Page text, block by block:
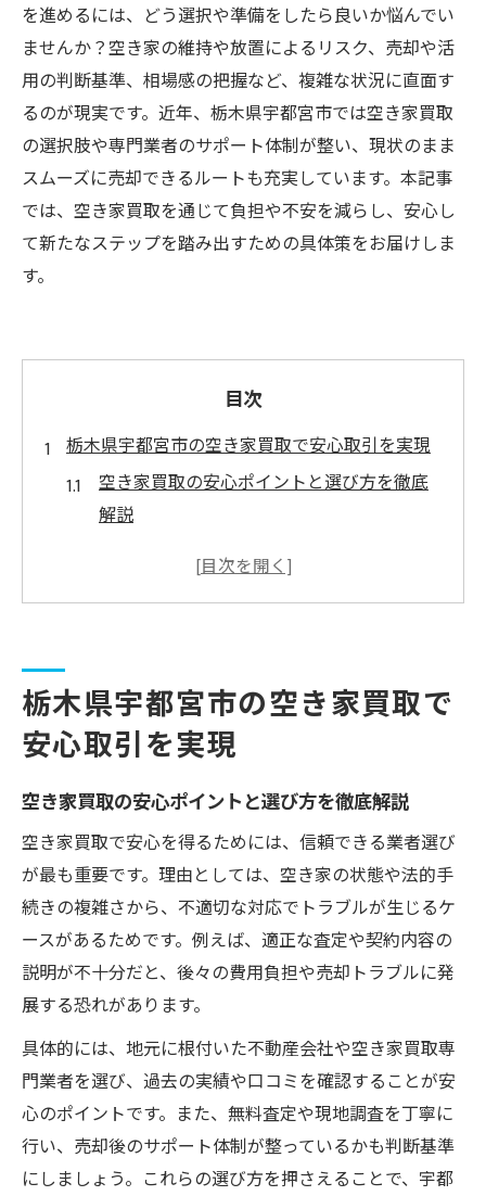
を進めるには、どう選択や準備をしたら良いか悩んでい
ませんか？空き家の維持や放置によるリスク、売却や活
用の判断基準、相場感の把握など、複雑な状況に直面す
るのが現実です。近年、栃木県宇都宮市では空き家買取
の選択肢や専門業者のサポート体制が整い、現状のまま
スムーズに売却できるルートも充実しています。本記事
では、空き家買取を通じて負担や不安を減らし、安心し
て新たなステップを踏み出すための具体策をお届けしま
す。
目次
栃木県宇都宮市の空き家買取で安心取引を実現
空き家買取の安心ポイントと選び方を徹底
解説
宇都宮市で空き家買取が安心な理由と実績
空き家買取で失敗しない安心な手続きの流
れ
地域密着の空き家買取で安心感を高める方
法
空き家買取専門サービスで悩みをすっきり解消
空き家買取専門の強みと安心できる理由を
紹介
空き家買取専門サービスの選び方と比較ポ
イント
空き家買取専門と一般不動産の違いとメリ
ット
空き家買取専門業者を選ぶ際の安心チェッ
ク項目
空き家買取専門でスムーズ取引を実現する
コツ
栃木県宇都宮市の空き家買取で
安心取引を実現
空き家買取の安心ポイントと選び方を徹底解説
空き家買取で安心を得るためには、信頼できる業者選び
が最も重要です。理由としては、空き家の状態や法的手
続きの複雑さから、不適切な対応でトラブルが生じるケ
ースがあるためです。例えば、適正な査定や契約内容の
説明が不十分だと、後々の費用負担や売却トラブルに発
展する恐れがあります。
具体的には、地元に根付いた不動産会社や空き家買取専
門業者を選び、過去の実績や口コミを確認することが安
心のポイントです。また、無料査定や現地調査を丁寧に
行い、売却後のサポート体制が整っているかも判断基準
にしましょう。これらの選び方を押さえることで、宇都